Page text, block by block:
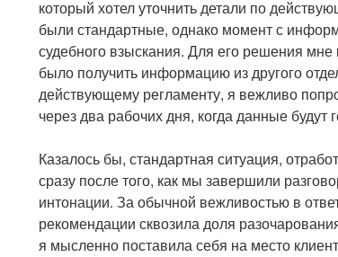
который хотел уточнить детали по
были стандартные, однако момент с
судебного взыскания. Для его решения мне
было получить информацию из другого
действующему регламенту, я вежливо
через два рабочих дня, когда данные будут
Казалось бы, стандартная ситуация,
сразу после того, как мы завершили
интонации. За обычной вежливостью в
рекомендации сквозила доля
я мысленно поставила себя на место